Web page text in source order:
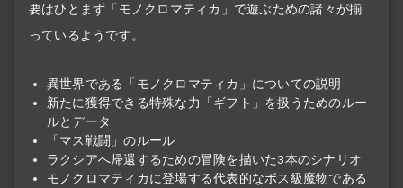
要はひとまず「モノクロマティカ」で遊ぶための諸々が揃
っているようです。
異世界である「モノクロマティカ」についての説明
新たに獲得できる特殊な力「ギフト」を扱うためのルー
ルとデータ
「マス戦闘」のルール
ラクシアへ帰還するための冒険を描いた3本のシナリオ
モノクロマティカに登場する代表的なボス級魔物である